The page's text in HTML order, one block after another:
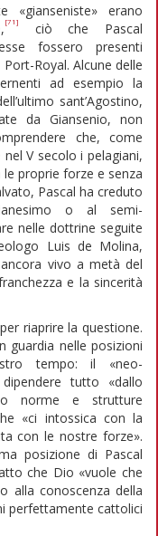
erano
[71]
ciò che Pascal
fossero presenti
Royal. Alcune delle
ad esempio la
sant’Agostino,
da Giansenio, non
che, come
V secolo i pelagiani,
proprie forze e senza
Pascal ha creduto
o al semi-
nelle dottrine seguite
Luis de Molina,
vivo a metà del
e la sincerità
riaprire la questione.
guardia nelle posizioni
tempo: il «neo-
tutto «dallo
norme e strutture
«ci intossica con la
con le nostre forze».
posizione di Pascal
che Dio «vuole che
alla conoscenza della
perfettamente cattolici